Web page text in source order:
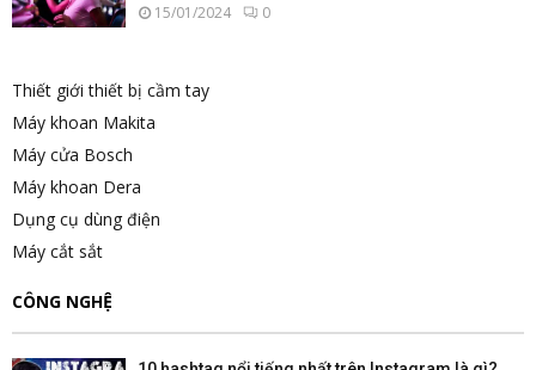
15/01/2024 0
Thiết giới thiết bị cầm tay
Máy khoan Makita
Máy cửa Bosch
Máy khoan Dera
Dụng cụ dùng điện
Máy cắt sắt
CÔNG NGHỆ